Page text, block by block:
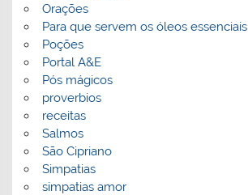
Orações
Para que servem os óleos essenciais
Poções
Portal A&E
Pós mágicos
proverbios
receitas
Salmos
São Cipriano
Simpatias
simpatias amor